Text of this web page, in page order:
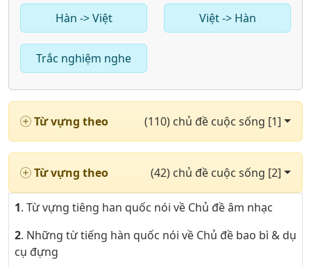
Hàn -> Việt Việt -> Hàn
Trắc nghiệm nghe
Từ vựng theo (110) chủ đề cuộc sống [1]
Từ vựng theo (42) chủ đề cuộc sống [2]
1. Từ vựng tiêng han quốc nói về Chủ đề âm nhạc
2. Những từ tiếng hàn quốc nói về Chủ đề bao bì & dụ
cụ đựng